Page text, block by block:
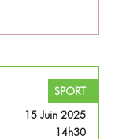
SPORT
15 Juin 2025
14h30